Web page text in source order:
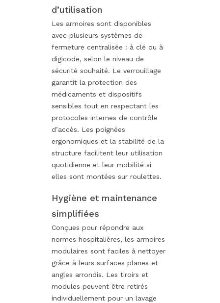
d’utilisation
Les armoires sont disponibles
avec plusieurs systèmes de
fermeture centralisée : à clé ou à
digicode, selon le niveau de
sécurité souhaité. Le verrouillage
garantit la protection des
médicaments et dispositifs
sensibles tout en respectant les
protocoles internes de contrôle
d’accès. Les poignées
ergonomiques et la stabilité de la
structure facilitent leur utilisation
quotidienne et leur mobilité si
elles sont montées sur roulettes.
Hygiène et maintenance
simplifiées
Conçues pour répondre aux
normes hospitalières, les armoires
modulaires sont faciles à nettoyer
grâce à leurs surfaces planes et
angles arrondis. Les tiroirs et
modules peuvent être retirés
individuellement pour un lavage